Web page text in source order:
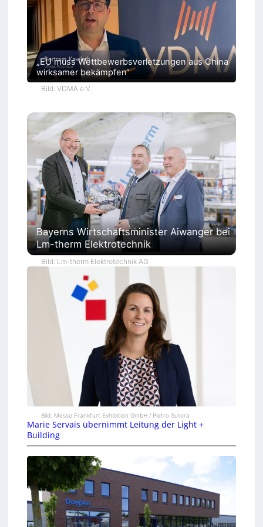
„EU muss Wettbewerbsverletzungen aus China
wirksamer bekämpfen“
Bild: VDMA e.V.
Bayerns Wirtschaftsminister Aiwanger bei
Lm-therm Elektrotechnik
Bild: Lm-therm Elektrotechnik AG
Bild: Messe Frankfurt Exhibition GmbH / Pietro Sutera
Marie Servais übernimmt Leitung der Light +
Building